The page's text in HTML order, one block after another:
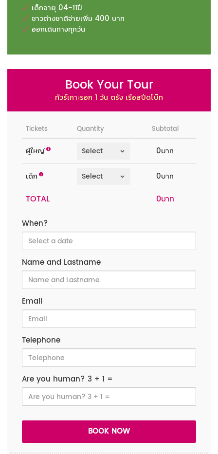
เด็กอายุ 04-11ปี
ชาวต่างชาติจ่ายเพิ่ม 400 บาท
ออกเดินทางทุกวัน
Book Your Tour
ทัวร์เกาะรอก 1 วัน ตรัง เรือสปีดโบ๊ท
Tickets Quantity Subtotal
TOTAL
ผู้ใหญ่ 0บาท
เด็ก 0บาท
When?
Name and Lastname
Email
Telephone
Are you human? 3 + 1 =